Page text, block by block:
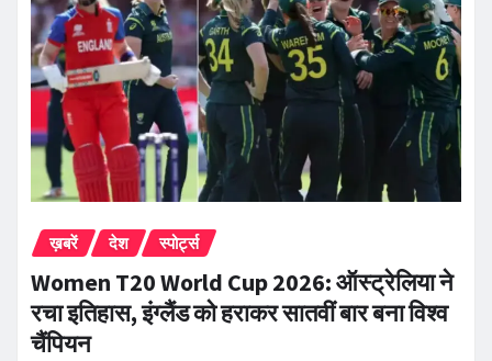
ख़बरें देश स्पोर्ट्स
Women T20 World Cup 2026: ऑस्ट्रेलिया ने
रचा इतिहास, इंग्लैंड को हराकर सातवीं बार बना विश्व
चैंपियन